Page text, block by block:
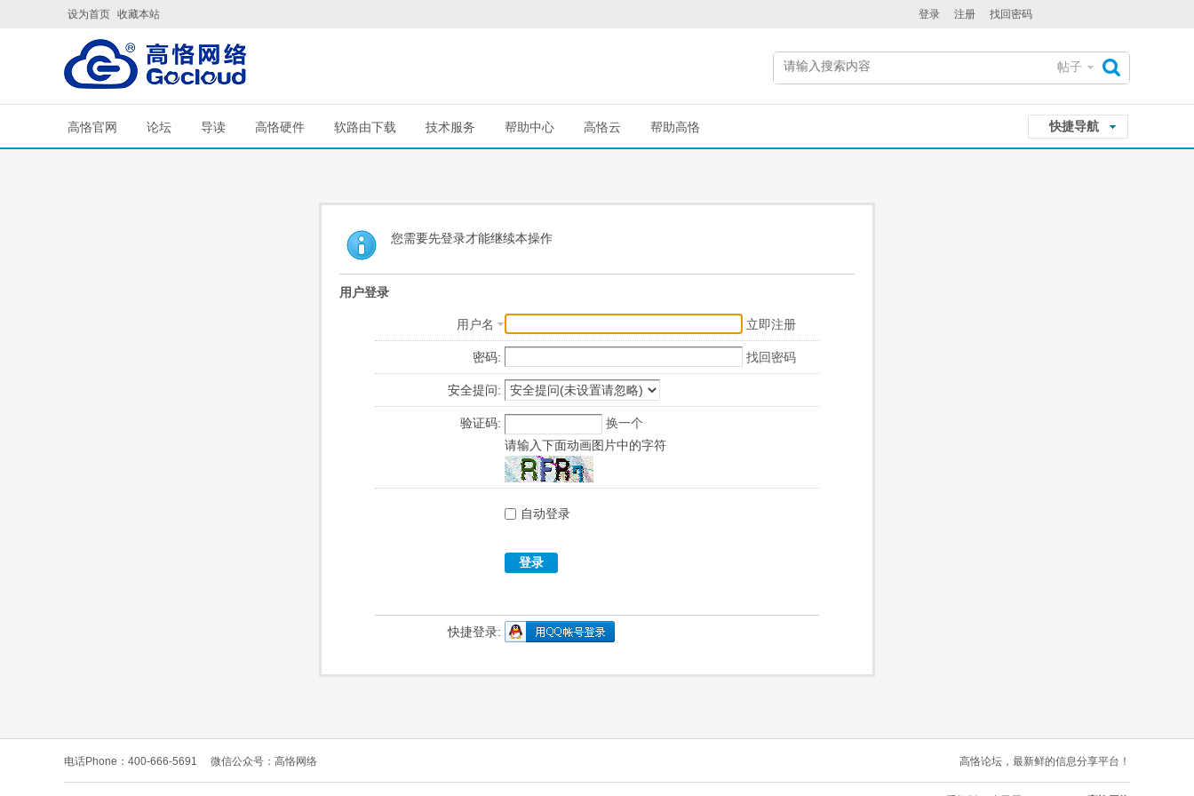
设为首页 收藏本站 登录 注册 找回密码
帖子
快捷导航
高恪官网 论坛 导读 高恪硬件 软路由下载 技术服务 帮助中心 高恪云 帮助高恪
您需要先登录才能继续本操作
用户登录
用户名 立即注册
密码: 找回密码
安全提问:
验证码:
换一个
请输入下面动画图片中的字符
自动登录
登录
快捷登录:
电话Phone：400-666-5691 微信公众号：高恪网络 高恪论坛，最新鲜的信息分享平台！